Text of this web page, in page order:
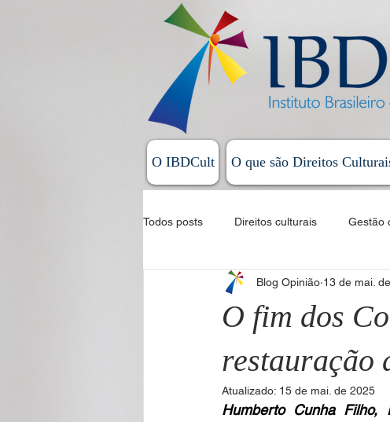
O IBDCult O que são Direitos
Todos posts Direitos culturais Gestão
Sistema Nacional de Cultura
Cecilia Rabelo - Coluna Parabólica
O fim dos
restauração
Blog Opinião 13 de mai.
Atualizado: 15 de mai. de 2025
Humberto Cunha Filho,